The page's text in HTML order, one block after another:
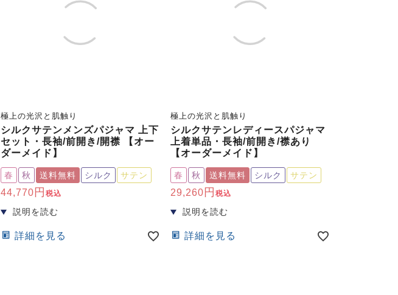
極上の光沢と肌触り
シルクサテンメンズパジャマ 上下
セット・長袖/前開き/開襟 【オー
ダーメイド】
春 秋 送料無料 シルク サテン
44,770 税込
詳細を見る
極上の光沢と肌触り
シルクサテンレディースパジャマ
上着単品・長袖/前開き/襟あり
【オーダーメイド】
春 秋 送料無料 シルク サテン
29,260 税込
詳細を見る